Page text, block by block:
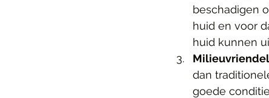
beschadigen
huid en voor
huid kunnen
dan
goede